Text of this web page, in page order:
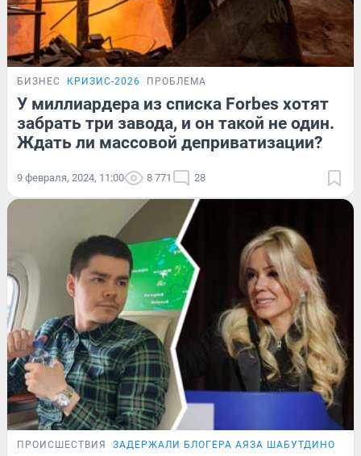
БИЗНЕС КРИЗИС-2026 ПРОБЛЕМА
У миллиардера из списка Forbes хотят
забрать три завода, и он такой не один.
Ждать ли массовой деприватизации?
9 февраля, 2024, 11:00 8 771 28
ПРОИСШЕСТВИЯ ЗАДЕРЖАЛИ БЛОГЕРА АЯЗА ШАБУТДИНОВА